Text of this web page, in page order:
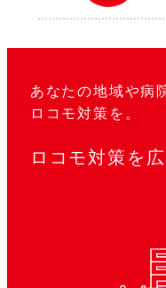
あなたの地域や病
ロコモ対策を。
ロコモ対策を